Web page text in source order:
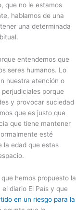
que no le estamos
hablamos de una
una determinada
entendemos que
seres humanos. Lo
nuestra atención o
porque
y provocar suciedad
que es justo que
que tiene mantener
esté
la edad que estas
hemos propuesto la
diario El País y que
en un riesgo para la